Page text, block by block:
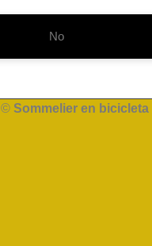
No
© Sommelier en bicicleta